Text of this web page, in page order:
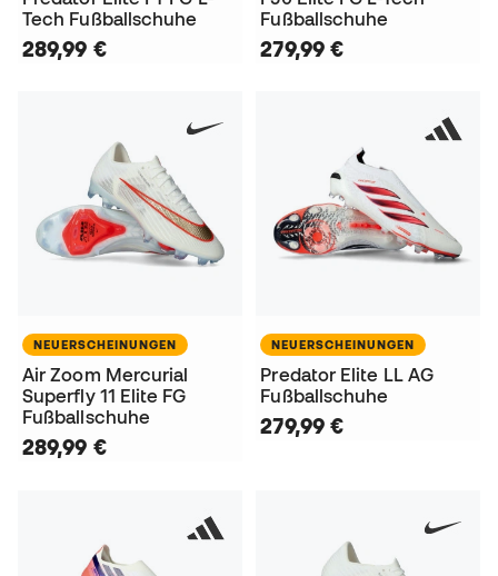
Tech Fußballschuhe
289,99 €
Fußballschuhe
279,99 €
NEUERSCHEINUNGEN
Air Zoom Mercurial
Superfly 11 Elite FG
Fußballschuhe
289,99 €
NEUERSCHEINUNGEN
Predator Elite LL AG
Fußballschuhe
279,99 €